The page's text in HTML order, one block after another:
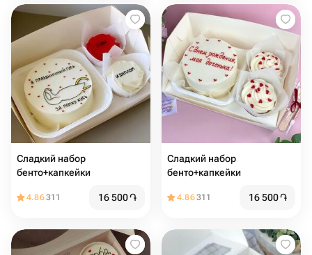
Сладкий набор
бенто+капкейки
4.86311 16 500֏
Сладкий набор
бенто+капкейки
4.86311 16 500֏